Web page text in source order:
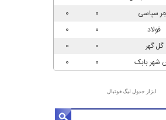
ابزار جدول لیگ فوتبال